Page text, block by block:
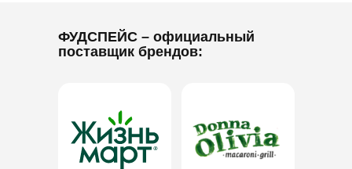
ФУДСПЕЙС – официальный
поставщик брендов: